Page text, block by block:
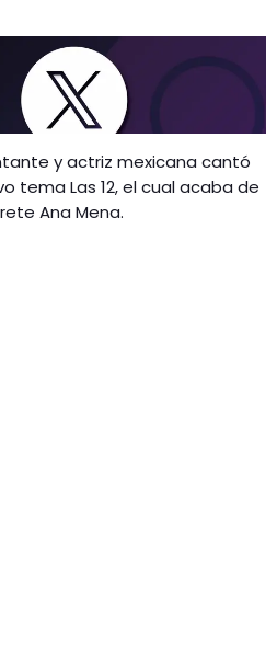
y actriz mexicana cantó
tema Las 12, el cual acaba de
Ana Mena.